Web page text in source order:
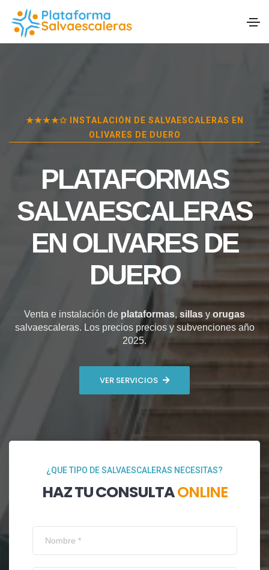
★★★★✩ INSTALACIÓN DE SALVAESCALERAS EN
OLIVARES DE DUERO
PLATAFORMAS
SALVAESCALERAS
EN OLIVARES DE
DUERO
Venta e instalación de plataformas, sillas y orugas
salvaescaleras. Los precios precios y subvenciones año
2025.
VER SERVICIOS
¿QUE TIPO DE SALVAESCALERAS NECESITAS?
HAZ TU CONSULTAONLINE